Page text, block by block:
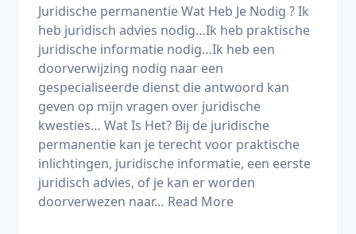
Juridische permanentie Wat Heb Je Nodig ? Ik
heb juridisch advies nodig…Ik heb praktische
juridische informatie nodig…Ik heb een
doorverwijzing nodig naar een
gespecialiseerde dienst die antwoord kan
geven op mijn vragen over juridische
kwesties… Wat Is Het? Bij de juridische
permanentie kan je terecht voor praktische
inlichtingen, juridische informatie, een eerste
juridisch advies, of je kan er worden
doorverwezen naar… Read More